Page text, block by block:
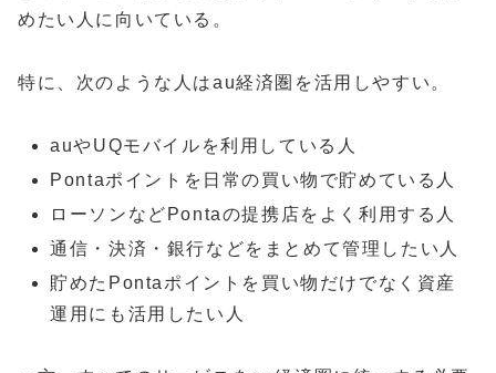
めたい人に向いている。
特に、次のような人はau経済圏を活用しやすい。
auやUQモバイルを利用している人
Pontaポイントを日常の買い物で貯めている人
ローソンなどPontaの提携店をよく利用する人
通信・決済・銀行などをまとめて管理したい人
貯めたPontaポイントを買い物だけでなく資産
運用にも活用したい人